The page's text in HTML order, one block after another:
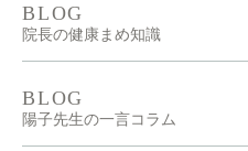
BLOG
院長の健康まめ知識
BLOG
陽子先生の一言コラム